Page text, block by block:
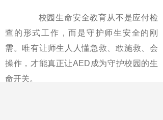
校园生命安全教育从不是应付检
查的形式工作，而是守护师生安全的刚
需。唯有让师生人人懂急救、敢施救、会
操作，才能真正让AED成为守护校园的生
命开关。